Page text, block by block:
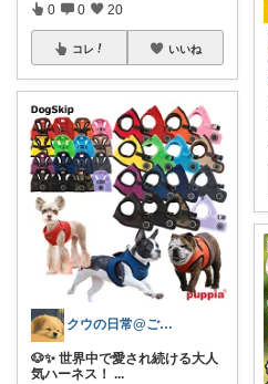
0 0 20
コレ いいね
クウの日常@ご購入ありがとうございます
🐶✨ 世界中で愛され続ける大人
気ハーネス！ ...